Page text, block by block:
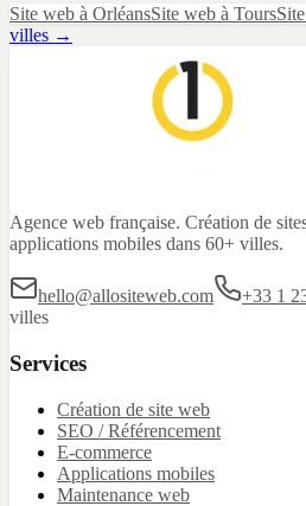
Site web à OrléansSite web à Tours
villes →
Agence web française. Création de
applications mobiles dans 60+ villes.
hello@allositeweb.com +33 1
villes
Services
Création de site web
SEO / Référencement
E-commerce
Applications mobiles
Maintenance web